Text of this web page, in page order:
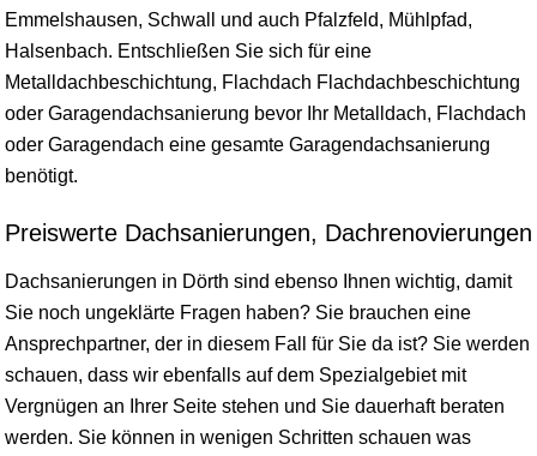
Emmelshausen, Schwall und auch Pfalzfeld, Mühlpfad,
Halsenbach. Entschließen Sie sich für eine
Metalldachbeschichtung, Flachdach Flachdachbeschichtung
oder Garagendachsanierung bevor Ihr Metalldach, Flachdach
oder Garagendach eine gesamte Garagendachsanierung
benötigt.
Preiswerte Dachsanierungen, Dachrenovierungen
Dachsanierungen in Dörth sind ebenso Ihnen wichtig, damit
Sie noch ungeklärte Fragen haben? Sie brauchen eine
Ansprechpartner, der in diesem Fall für Sie da ist? Sie werden
schauen, dass wir ebenfalls auf dem Spezialgebiet mit
Vergnügen an Ihrer Seite stehen und Sie dauerhaft beraten
werden. Sie können in wenigen Schritten schauen was